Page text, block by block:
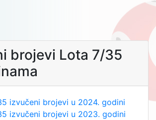
brojevi Lota 7/35
izvučeni brojevi u 2024. godini
izvučeni brojevi u 2023. godini